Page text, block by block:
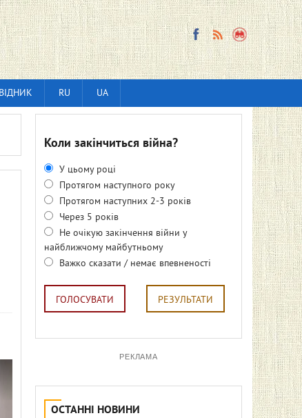
RU UA
Коли закінчиться війна?
У цьому році
Протягом наступного року
Протягом наступних 2-3 років
Через 5 років
Не очікую закінчення війни у
найближчому майбутньому
Важко сказати / немає впевненості
ГОЛОСУВАТИ РЕЗУЛЬТАТИ
РЕКЛАМА
ОСТАННІ НОВИНИ